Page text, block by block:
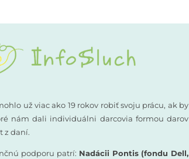
už viac ako 19 rokov robiť svoju prácu, ak by
nám dali individuálni darcovia formou darov
z daní.
podporu patrí: Nadácii Pontis (fondu Dell,